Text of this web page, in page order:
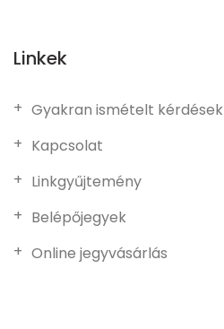
Linkek
Gyakran ismételt kérdések
Kapcsolat
Linkgyűjtemény
Belépőjegyek
Online jegyvásárlás